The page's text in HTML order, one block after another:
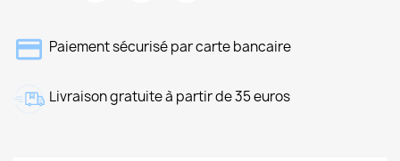
Paiement sécurisé par carte bancaire
Livraison gratuite à partir de 35 euros